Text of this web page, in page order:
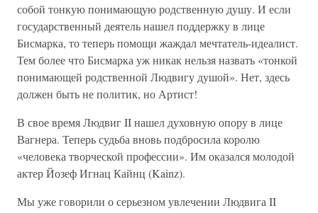
собой тонкую понимающую родственную душу. И если
государственный деятель нашел поддержку в лице
Бисмарка, то теперь помощи жаждал мечтатель-идеалист.
Тем более что Бисмарка уж никак нельзя назвать «тонкой
понимающей родственной Людвигу душой». Нет, здесь
должен быть не политик, но Артист!
В свое время Людвиг II нашел духовную опору в лице
Вагнера. Теперь судьба вновь подбросила королю
«человека творческой профессии». Им оказался молодой
актер Йозеф Игнац Кайнц (Kainz).
Мы уже говорили о серьезном увлечении Людвига II